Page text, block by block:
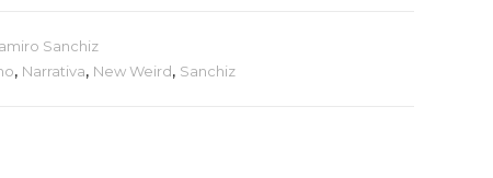
Sanchiz
, Narrativa, New Weird, Sanchiz